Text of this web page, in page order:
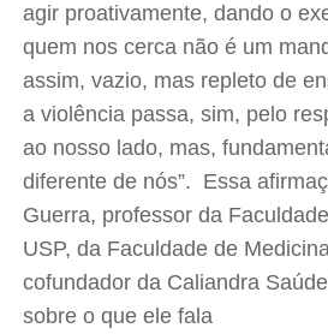
agir proativamente, dando o
quem nos cerca não é um
assim, vazio, mas repleto de
a violência passa, sim, pelo
ao nosso lado, mas,
diferente de nós”. Essa
Guerra, professor da
USP, da Faculdade de
cofundador da Caliandra
sobre o que ele fala